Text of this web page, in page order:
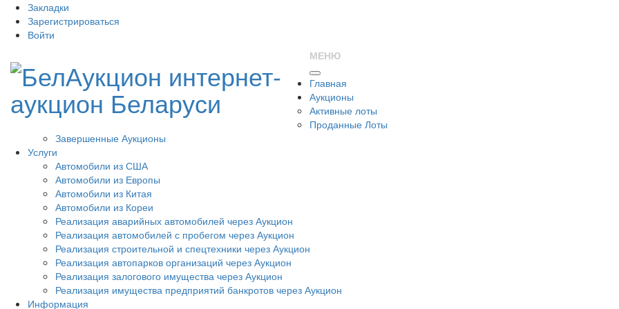
Закладки
Зарегистрироваться
Войти
МЕНЮ
Главная
Аукционы
Активные лоты
Проданные Лоты
Завершенные Аукционы
Услуги
Автомобили из США
Автомобили из Европы
Автомобили из Китая
Автомобили из Кореи
Реализация аварийных автомобилей через Аукцион
Реализация автомобилей с пробегом через Аукцион
Реализация строительной и спецтехники через Аукцион
Реализация автопарков организаций через Аукцион
Реализация залогового имущества через Аукцион
Реализация имущества предприятий банкротов через Аукцион
Информация